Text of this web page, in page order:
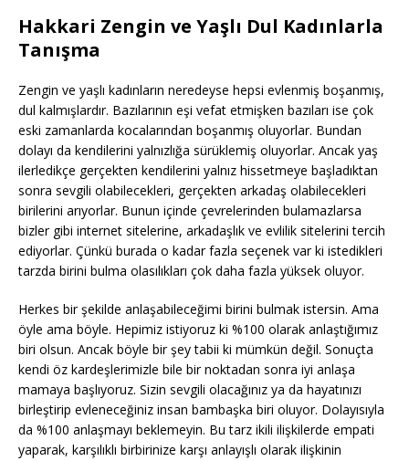
Hakkari Zengin ve Yaşlı Dul Kadınlarla
Tanışma
Zengin ve yaşlı kadınların neredeyse hepsi evlenmiş boşanmış,
dul kalmışlardır. Bazılarının eşi vefat etmişken bazıları ise çok
eski zamanlarda kocalarından boşanmış oluyorlar. Bundan
dolayı da kendilerini yalnızlığa sürüklemiş oluyorlar. Ancak yaş
ilerledikçe gerçekten kendilerini yalnız hissetmeye başladıktan
sonra sevgili olabilecekleri, gerçekten arkadaş olabilecekleri
birilerini arıyorlar. Bunun içinde çevrelerinden bulamazlarsa
bizler gibi internet sitelerine, arkadaşlık ve evlilik sitelerini tercih
ediyorlar. Çünkü burada o kadar fazla seçenek var ki istedikleri
tarzda birini bulma olasılıkları çok daha fazla yüksek oluyor.
Herkes bir şekilde anlaşabileceğimi birini bulmak istersin. Ama
öyle ama böyle. Hepimiz istiyoruz ki %100 olarak anlaştığımız
biri olsun. Ancak böyle bir şey tabii ki mümkün değil. Sonuçta
kendi öz kardeşlerimizle bile bir noktadan sonra iyi anlaşa
mamaya başlıyoruz. Sizin sevgili olacağınız ya da hayatınızı
birleştirip evleneceğiniz insan bambaşka biri oluyor. Dolayısıyla
da %100 anlaşmayı beklemeyin. Bu tarz ikili ilişkilerde empati
yaparak, karşılıklı birbirinize karşı anlayışlı olarak ilişkinin